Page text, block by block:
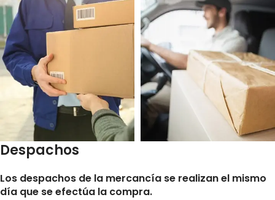
Despachos
Los despachos de la mercancía se realizan el mismo
día que se efectúa la compra.